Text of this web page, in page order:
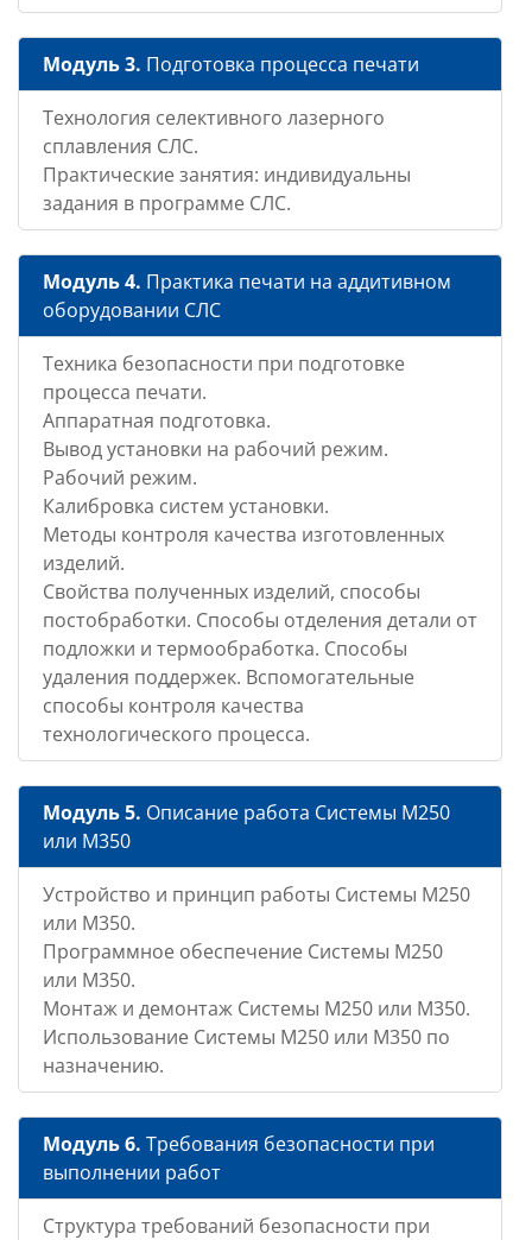
Модуль 3. Подготовка процесса печати
Технология селективного лазерного
сплавления СЛС.
Практические занятия: индивидуальны
задания в программе СЛС.
Модуль 4. Практика печати на аддитивном
оборудовании СЛС
Техника безопасности при подготовке
процесса печати.
Аппаратная подготовка.
Вывод установки на рабочий режим.
Рабочий режим.
Калибровка систем установки.
Методы контроля качества изготовленных
изделий.
Свойства полученных изделий, способы
постобработки. Способы отделения детали от
подложки и термообработка. Способы
удаления поддержек. Вспомогательные
способы контроля качества
технологического процесса.
Модуль 5. Описание работа Системы М250
или М350
Устройство и принцип работы Системы М250
или М350.
Программное обеспечение Системы М250
или М350.
Монтаж и демонтаж Системы М250 или М350.
Использование Системы М250 или М350 по
назначению.
Модуль 6. Требования безопасности при
выполнении работ
Структура требований безопасности при